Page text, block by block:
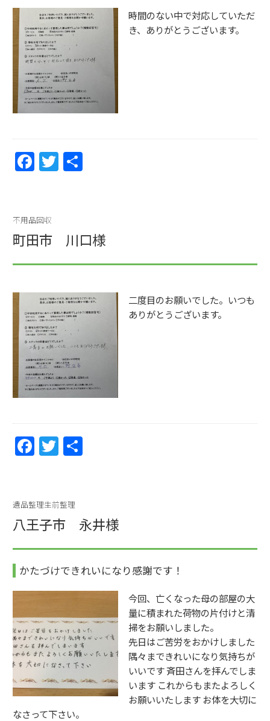
k
時間のない中で対応していただ
き、ありがとうございます。
F
e
b
o
k
T
不用品回収
町田市 川口様
二度目のお願いでした。いつも
ありがとうございます。
F
e
b
o
o
k
T
er
遺品整理生前整理
八王子市 永井様
かたづけできれいになり感謝です！
今回、亡くなった母の部屋の大
量に積まれた荷物の片付けと清
掃をお願いしました。
先日はご苦労をおかけしました
隅々まできれいになり気持ちが
いいです 斉田さんを拝んでしま
います これからもまたよろしく
お願いいたします お体を大切に
なさって下さい。